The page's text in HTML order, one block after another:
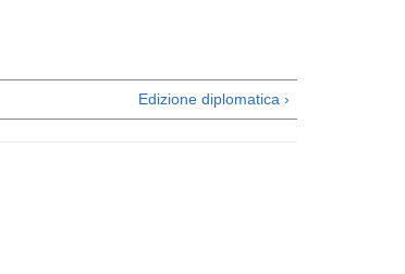
Edizione diplomatica ›